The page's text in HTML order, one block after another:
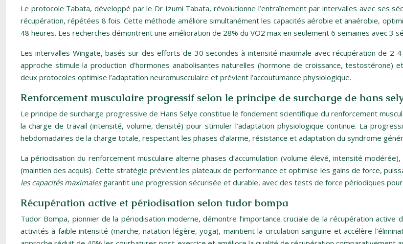
Le protocole Tabata, développé par le Dr Izumi Tabata, révolutionne l’entraînement par intervalles avec ses
récupération, répétées 8 fois. Cette méthode améliore simultanément les capacités aérobie et anaérobie,
48 heures. Les recherches démontrent une amélioration de 28% du VO2 max en seulement 6 semaines avec 3
Les intervalles Wingate, basés sur des efforts de 30 secondes à intensité maximale avec récupération de 2-
approche stimule la production d’hormones anabolisantes naturelles (hormone de croissance, testostérone)
deux protocoles optimise l’adaptation neuromuscculaire et prévient l’accoutumance physiologique.
Renforcement musculaire progressif selon le principe de surcharge de hans
Le principe de surcharge progressive de Hans Selye constitue le fondement scientifique du renforcement
la charge de travail (intensité, volume, densité) pour stimuler l’adaptation physiologique continue. La
hebdomadaires de la charge totale, respectant les phases d’alarme, résistance et adaptation du syndrome
La périodisation du renforcement musculaire alterne phases d’accumulation (volume élevé, intensité
(maintien des acquis). Cette stratégie prévient les plateaux de performance et optimise les gains de force,
les capacités maximales garantit une progression sécurisée et durable, avec des tests de force périodiques
Récupération active et périodisation selon tudor bompa
Tudor Bompa, pionnier de la périodisation moderne, démontre l’importance cruciale de la récupération active
activités à faible intensité (marche, natation légère, yoga), maintient la circulation sanguine et accélère